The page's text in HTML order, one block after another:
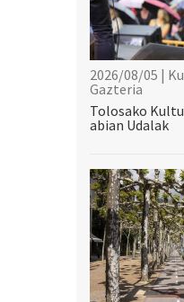
2026/08/05 |
Gazteria
Tolosako
abian Udalak